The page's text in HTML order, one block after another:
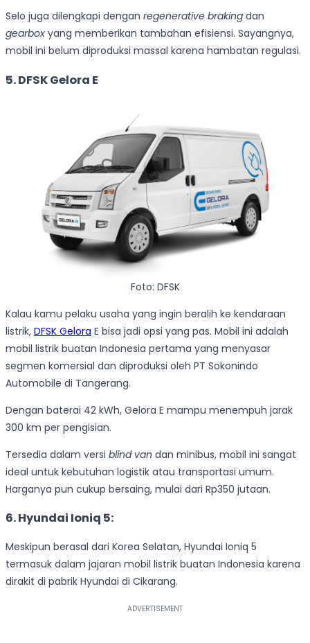
Selo juga dilengkapi dengan regenerative braking dan
gearbox yang memberikan tambahan efisiensi. Sayangnya,
mobil ini belum diproduksi massal karena hambatan regulasi.
5. DFSK Gelora E
Foto: DFSK
Kalau kamu pelaku usaha yang ingin beralih ke kendaraan
listrik, DFSK Gelora E bisa jadi opsi yang pas. Mobil ini adalah
mobil listrik buatan Indonesia pertama yang menyasar
segmen komersial dan diproduksi oleh PT Sokonindo
Automobile di Tangerang.
Dengan baterai 42 kWh, Gelora E mampu menempuh jarak
300 km per pengisian.
Tersedia dalam versi blind van dan minibus, mobil ini sangat
ideal untuk kebutuhan logistik atau transportasi umum.
Harganya pun cukup bersaing, mulai dari Rp350 jutaan.
6. Hyundai Ioniq 5:
Meskipun berasal dari Korea Selatan, Hyundai Ioniq 5
termasuk dalam jajaran mobil listrik buatan Indonesia karena
dirakit di pabrik Hyundai di Cikarang.